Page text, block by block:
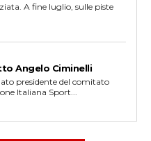
A fine luglio, sulle piste
Angelo Ciminelli
presidente del comitato
Italiana Sport...